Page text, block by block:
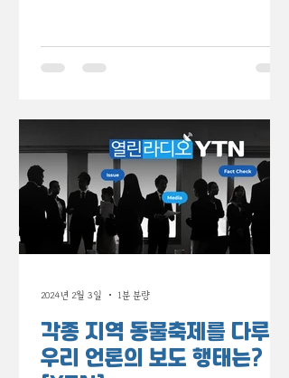
각종 지역 동물축제를 다루는
우리 언론의 보도 행태는?
2024년 2월 3일 1분 분량